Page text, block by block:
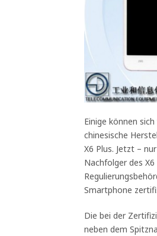
Einige können
chinesische
X6 Plus. Jetzt –
Nachfolger des
Smartphone
Die bei der
neben dem